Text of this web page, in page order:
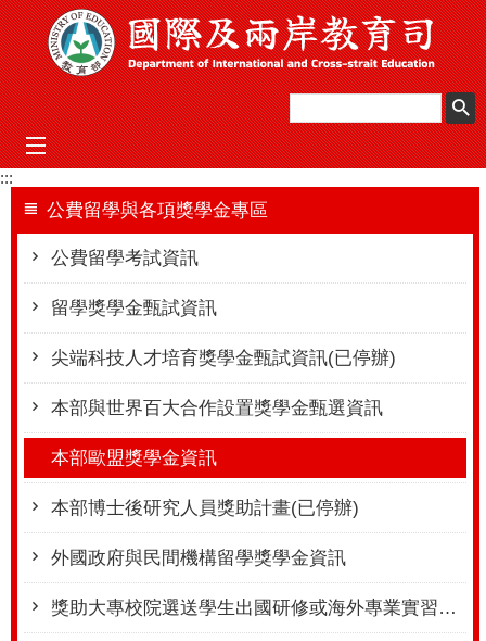
跳到主要內容區塊
mobile_menu
:::
公費留學與各項獎學金專區
公費留學考試資訊
留學獎學金甄試資訊
尖端科技人才培育獎學金甄試資訊(已停辦)
本部與世界百大合作設置獎學金甄選資訊
本部歐盟獎學金資訊
本部博士後研究人員獎助計畫(已停辦)
外國政府與民間機構留學獎學金資訊
獎助大專校院選送學生出國研修或海外專業實習計畫(學海計畫系列)